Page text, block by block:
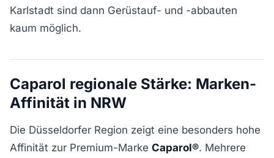
Karlstadt sind dann Gerüstauf- und -abbauten
kaum möglich.
Caparol regionale Stärke: Marken-
Affinität in NRW
Die Düsseldorfer Region zeigt eine besonders hohe
Affinität zur Premium-Marke Caparol®. Mehrere